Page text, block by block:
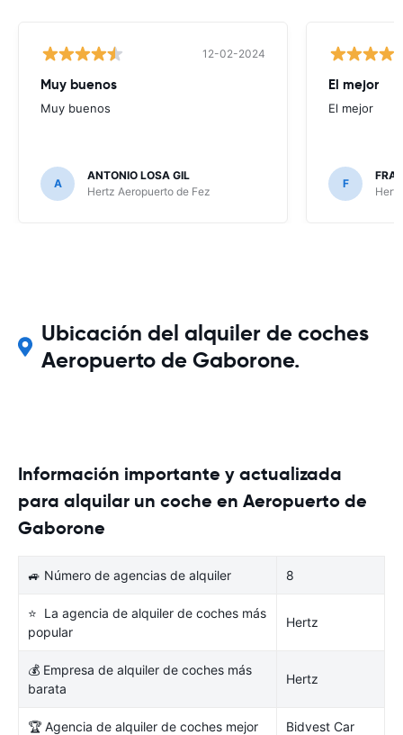
12-02-2024
Muy buenos
Muy buenos
A
ANTONIO LOSA GIL
Hertz Aeropuerto de Fez
El mejor
El mejor
F
Ubicación del alquiler de coches
Aeropuerto de Gaborone.
Información importante y actualizada
para alquilar un coche en Aeropuerto de
Gaborone
🚙 Número de agencias de alquiler 8
⭐ La agencia de alquiler de coches más
popular
Hertz
💰 Empresa de alquiler de coches más
barata
Hertz
🏆 Agencia de alquiler de coches mejor
Bidvest Car